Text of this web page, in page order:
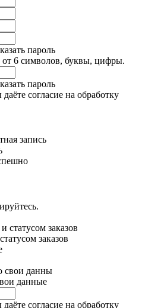
6 символов, буквы, цифры.
согласие на обработку
запись
заказов
данные
согласие на обработку